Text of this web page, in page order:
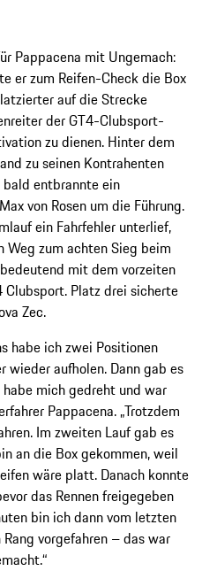
Pappacena mit Ungemach:
er zum Reifen-Check die Box
auf die Strecke
der GT4-Clubsport-
zu dienen. Hinter dem
zu seinen Kontrahenten
entbrannte ein
von Rosen um die Führung.
ein Fahrfehler unterlief,
Weg zum achten Sieg beim
mit dem vorzeiten
Platz drei sicherte
Zec.
habe ich zwei Positionen
wieder aufholen. Dann gab es
mich gedreht und war
Pappacena. „Trotzdem
Im zweiten Lauf gab es
an die Box gekommen, weil
wäre platt. Danach konnte
das Rennen freigegeben
bin ich dann vom letzten
vorgefahren – das war